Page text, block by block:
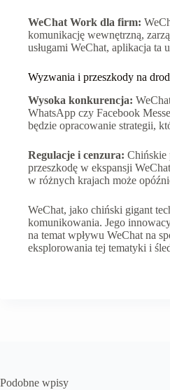
WeChat Work dla firm:
komunikację wewnętrzną,
usługami WeChat, aplikacja ta
Wyzwania i przeszkody na
Wysoka konkurencja:
WhatsApp czy Facebook
będzie opracowanie strategii,
Regulacje i cenzura: Chińskie
przeszkodę w ekspansji
w różnych krajach może
WeChat, jako chiński gigant
komunikowania. Jego
na temat wpływu WeChat na
eksplorowania tej tematyki i
Podobne wpisy